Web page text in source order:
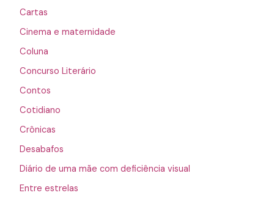
Cartas
Cinema e maternidade
Coluna
Concurso Literário
Contos
Cotidiano
Crônicas
Desabafos
Diário de uma mãe com deficiência visual
Entre estrelas